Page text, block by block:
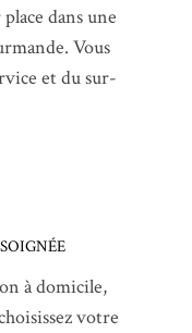
dans une
Vous
et du sur-
à domicile,
votre